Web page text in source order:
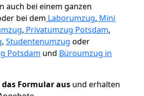
auch bei einem ganzen
bei dem Laborumzug, Mini
, Privatumzug Potsdam,
, Studentenumzug oder
Potsdam und Büroumzug in
Formular aus und erhalten